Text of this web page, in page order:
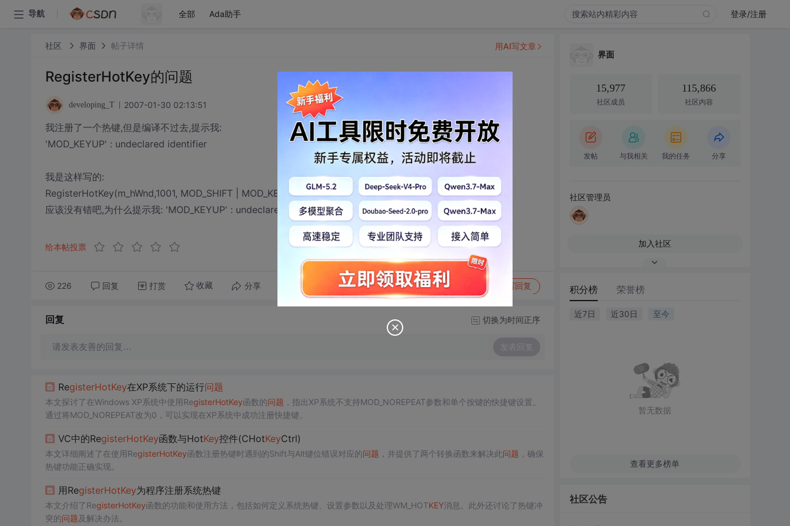
导航 全部 Ada助手 登录/注册
社区 界面 帖子详情
RegisterHotKey的问题
developing_T 2007-01-30 02:13:51
我注册了一个热键,但是编译不过去,提示我:
'MOD_KEYUP' : undeclared identifier
我是这样写的:
RegisterHotKey(m_hWnd,1001, MOD_SHIFT | MOD_KEYUP,'A');
应该没有错吧,为什么提示我: 'MOD_KEYUP' : undeclared identifier 呢
给本帖投票
226 回复 打赏 收藏 分享 转发到动态 举报 写回复
用AI写文章
回复 切换为时间正序
请发表友善的回复… 发表回复
RegisterHotKey在XP系统下的运行问题
本文探讨了在Windows XP系统中使用RegisterHotKey函数的问题 ，指出XP系统不支持MOD_NOREPEAT参数和单个按键的快捷键设置。
通过将MOD_NOREPEAT改为0，可以实现在XP系统中成功注册快捷键。
VC中的RegisterHotKey函数与HotKey控件(CHotKeyCtrl)
本文详细阐述了在使用RegisterHotKey函数注册热键时遇到的Shift与Alt键位错误对应的问题 ，并提供了两个转换函数来解决此问题 ，确保
热键功能正确实现。
用RegisterHotKey为程序注册系统热键
本文介绍了RegisterHotKey函数的功能和使用方法，包括如何定义系统热键、设置参数以及处理WM_HOTKEY消息。此外还讨论了热键冲
突的问题及解决办法。
界面
15,977
社区成员
115,866
社区内容
发帖 与我相关 我的任务 分享
社区管理员
加入社区
积分榜 荣誉榜
近7日 近30日 至今
暂无数据
查看更多榜单
社区公告